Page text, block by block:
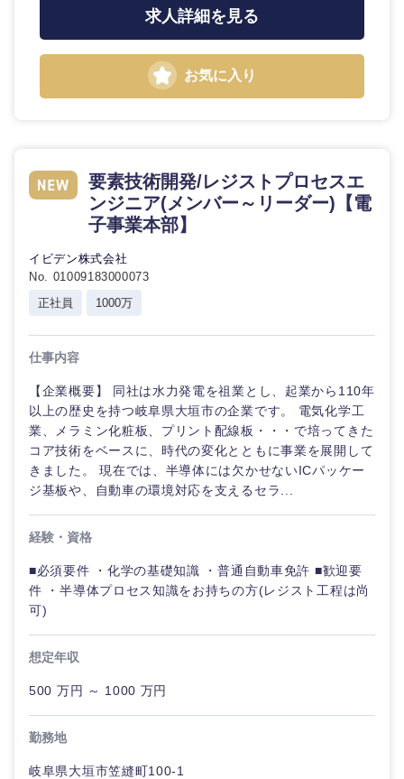
九州・沖縄
福岡県
長崎県
大分県
鹿児島県 沖縄県
求人詳細を見る
お気に入り
要素技術開発/レジストプロセスエ
ンジニア(メンバー～リーダー)【電
子事業本部】
イビデン株式会社
No. 01009183000073
正社員
1000万
仕事内容
【企業概要】 同社は水力発電を祖業とし、起業から110年
以上の歴史を持つ岐阜県大垣市の企業です。 電気化学工
業、メラミン化粧板、プリント配線板・・・で培ってきた
コア技術をベースに、時代の変化とともに事業を展開して
きました。 現在では、半導体には欠かせないICパッケー
ジ基板や、自動車の環境対応を支えるセラ...
経験・資格
■必須要件 ・化学の基礎知識 ・普通自動車免許 ■歓迎要
件 ・半導体プロセス知識をお持ちの方(レジスト工程は尚
可)
想定年収
500 万円 ～ 1000 万円
勤務地
岐阜県大垣市笠縫町100-1